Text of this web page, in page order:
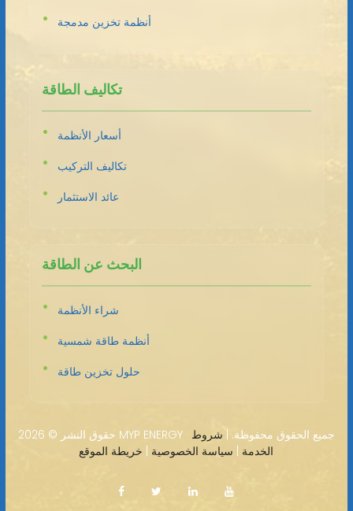
أنظمة تخزين مدمجة
تكاليف الطاقة
أسعار الأنظمة
تكاليف التركيب
عائد الاستثمار
البحث عن الطاقة
شراء الأنظمة
أنظمة طاقة شمسية
حلول تخزين طاقة
حقوق النشر © 2026 MYP ENERGY · جميع الحقوق محفوظة. | شروط
الخدمة | سياسة الخصوصية | خريطة الموقع